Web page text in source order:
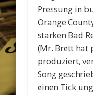
Pressung in
Orange
starken Bad
(Mr. Brett hat
produziert,
Song
einen Tick